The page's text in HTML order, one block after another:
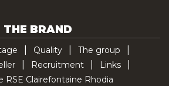
THE BRAND
Quality
The group
Recruitment
Links
RSE Clairefontaine Rhodia